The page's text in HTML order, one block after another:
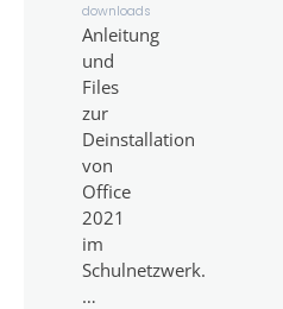
downloads
Anleitung
und
Files
zur
Deinstallation
von
Office
2021
im
Schulnetzwerk.
…